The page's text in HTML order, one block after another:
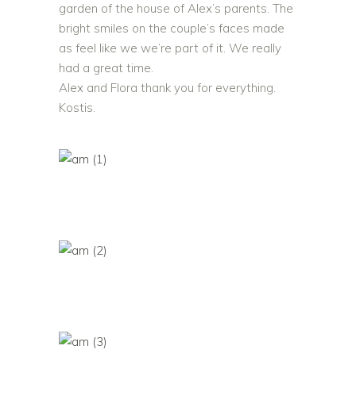
garden of the house of Alex’s parents. The
bright smiles on the couple’s faces made
as feel like we we’re part of it. We really
had a great time.
Alex and Flora thank you for everything.
Kostis.